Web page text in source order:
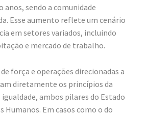
anos, sendo a comunidade
Esse aumento reflete um cenário
em setores variados, incluindo
e mercado de trabalho.
força e operações direcionadas a
diretamente os princípios da
ambos pilares do Estado
Humanos. Em casos como o do